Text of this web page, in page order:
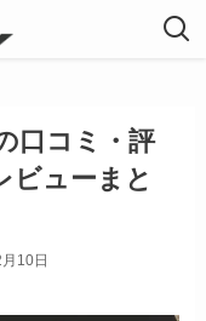
口コミ・評
ビューまと
10日